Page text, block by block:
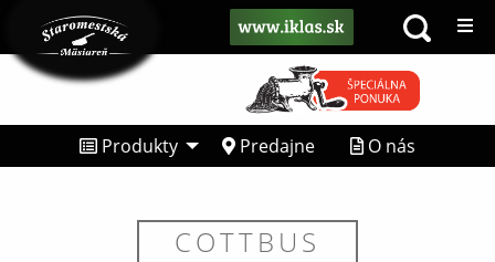
Produkty Predajne O nás
COTTBUS